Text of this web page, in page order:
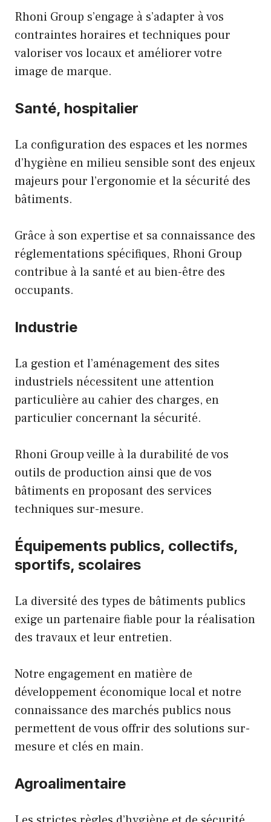
Rhoni Group s’engage à s’adapter à vos
contraintes horaires et techniques pour
valoriser vos locaux et améliorer votre
image de marque.
Santé, hospitalier
La configuration des espaces et les normes
d’hygiène en milieu sensible sont des enjeux
majeurs pour l’ergonomie et la sécurité des
bâtiments.
Grâce à son expertise et sa connaissance des
réglementations spécifiques, Rhoni Group
contribue à la santé et au bien-être des
occupants.
Industrie
La gestion et l’aménagement des sites
industriels nécessitent une attention
particulière au cahier des charges, en
particulier concernant la sécurité.
Rhoni Group veille à la durabilité de vos
outils de production ainsi que de vos
bâtiments en proposant des services
techniques sur-mesure.
Équipements publics, collectifs,
sportifs, scolaires
La diversité des types de bâtiments publics
exige un partenaire fiable pour la réalisation
des travaux et leur entretien.
Notre engagement en matière de
développement économique local et notre
connaissance des marchés publics nous
permettent de vous offrir des solutions sur-
mesure et clés en main.
Agroalimentaire